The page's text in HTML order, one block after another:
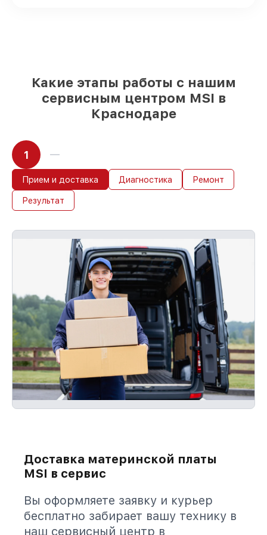
Какие этапы работы с нашим
сервисным центром MSI в
Краснодаре
1
Прием и доставка Диагностика Ремонт
Результат
Доставка материнской платы
MSI в сервис
Вы оформляете заявку и курьер
бесплатно забирает вашу технику в
наш сервисный центр в